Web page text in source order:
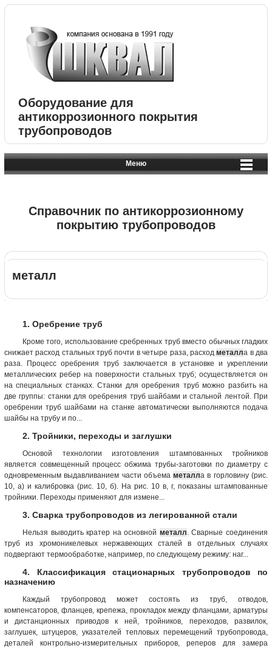
Оборудование для
антикоррозионного покрытия
трубопроводов
Меню
Справочник по антикоррозионному
покрытию трубопроводов
металл
1. Оребрение труб
Кроме того, использование сребренных труб вместо обычных гладких
снижает расход стальных труб почти в четыре раза, расходметалла в два
раза. Процесс оребрения труб заключается в установке и укреплении
металлических ребер на поверхности стальных труб; осуществляется он
на специальных станках. Станки для оребрения труб можно разбить на
две группы: станки для оребрения труб шайбами и стальной лентой. При
оребрении труб шайбами на станке автоматически выполняются подача
шайбы на трубу и по...
2. Тройники, переходы и заглушки
Основой технологии изготовления штампованных тройников
является совмещенный процесс обжима трубы-заготовки по диаметру с
одновременным выдавливанием части объемаметалла в горловину (рис.
10, а) и калибровка (рис. 10, б). На рис. 10 в, г, показаны штампованные
тройники. Переходы применяют для измене...
3. Сварка трубопроводов из легированной стали
Нельзя выводить кратер на основной металл . Сварные соединения
труб из хромоникелевых нержавеющих сталей в отдельных случаях
подвергают термообработке, например, по следующему режиму: наг...
4. Классификация стационарных трубопроводов по
назначению
Каждый трубопровод может состоять из труб, отводов,
компенсаторов, фланцев, крепежа, прокладок между фланцами, арматуры
и дистанционных приводов к ней, тройников, переходов, развилок,
заглушек, штуцеров, указателей тепловых перемещений трубопровода,
деталей контрольно-измерительных приборов, реперов для замера